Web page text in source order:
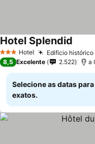
3 EstrelasHotel Edifício
Hotel Splendid
8,5 Excelente 2.522 a
Selecione as datas
exatos.